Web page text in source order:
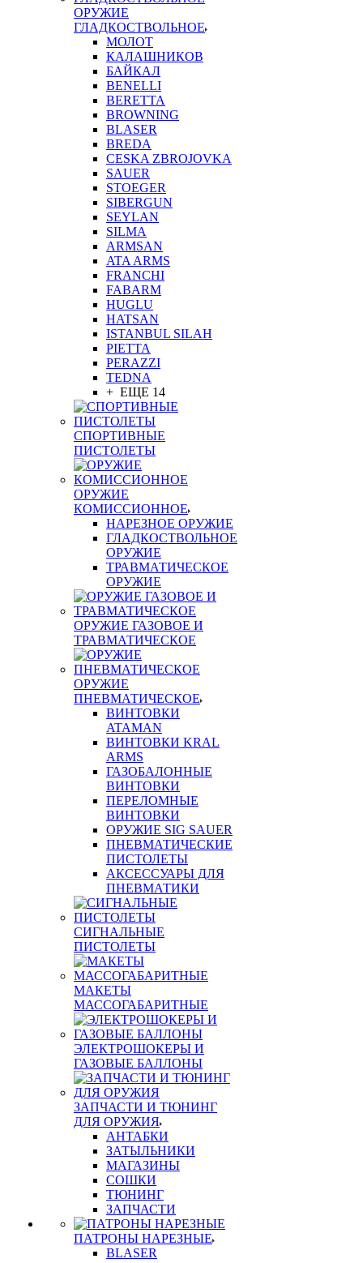
ОРУЖИЕ
ГЛАДКОСТВОЛЬНОЕ
МОЛОТ
КАЛАШНИКОВ
БАЙКАЛ
BENELLI
BERETTA
BROWNING
BLASER
BREDA
CESKA ZBROJOVKA
SAUER
STOEGER
SIBERGUN
SEYLAN
SILMA
ARMSAN
ATA ARMS
FRANCHI
FABARM
HUGLU
HATSAN
ISTANBUL SILAH
PIETTA
PERAZZI
TEDNA
+ ЕЩЕ 14
СПОРТИВНЫЕ
ПИСТОЛЕТЫ
ОРУЖИЕ
КОМИССИОННОЕ
НАРЕЗНОЕ ОРУЖИЕ
ГЛАДКОСТВОЛЬНОЕ
ОРУЖИЕ
ТРАВМАТИЧЕСКОЕ
ОРУЖИЕ
ОРУЖИЕ ГАЗОВОЕ И
ТРАВМАТИЧЕСКОЕ
ОРУЖИЕ
ПНЕВМАТИЧЕСКОЕ
ВИНТОВКИ
ATAMAN
ВИНТОВКИ KRAL
ARMS
ГАЗОБАЛОННЫЕ
ВИНТОВКИ
ПЕРЕЛОМНЫЕ
ВИНТОВКИ
ОРУЖИЕ SIG SAUER
ПНЕВМАТИЧЕСКИЕ
ПИСТОЛЕТЫ
АКСЕССУАРЫ ДЛЯ
ПНЕВМАТИКИ
СИГНАЛЬНЫЕ
ПИСТОЛЕТЫ
МАКЕТЫ
МАССОГАБАРИТНЫЕ
ЭЛЕКТРОШОКЕРЫ И
ГАЗОВЫЕ БАЛЛОНЫ
ЗАПЧАСТИ И ТЮНИНГ
ДЛЯ ОРУЖИЯ
АНТАБКИ
ЗАТЫЛЬНИКИ
МАГАЗИНЫ
СОШКИ
ТЮНИНГ
ЗАПЧАСТИ
ПАТРОНЫ НАРЕЗНЫЕ
BLASER